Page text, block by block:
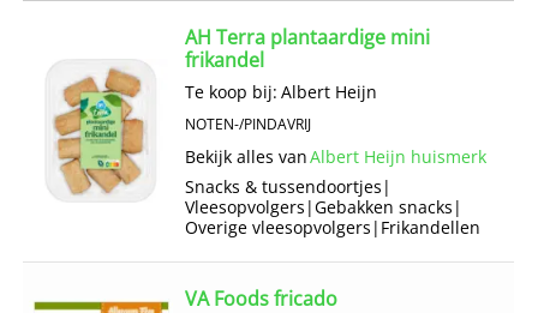
AH Terra plantaardige mini
frikandel
Te koop bij: Albert Heijn
NOTEN-/PINDAVRIJ
Bekijk alles vanAlbert Heijn huismerk
Snacks & tussendoortjes |
Vlees­opvolgers |Gebakken snacks |
Overige vlees­opvolgers | Frikandellen
VA Foods fricado